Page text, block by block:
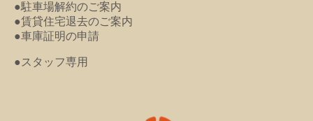
●駐車場解約のご案内
●賃貸住宅退去のご案内
●車庫証明の申請
●スタッフ専用